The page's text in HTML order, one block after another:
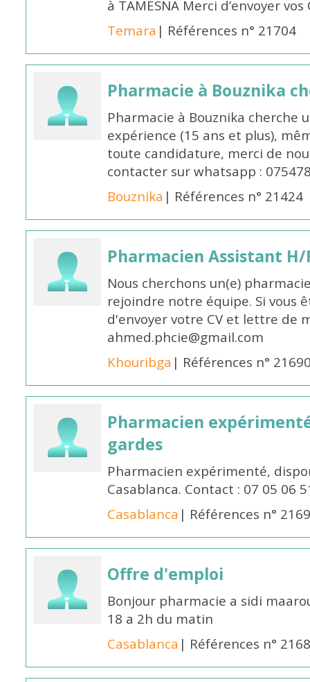
à TAMESNA Merci d’envoyer
Temara | Références n° 21704
Pharmacie à Bouznika
Pharmacie à Bouznika cherche
expérience (15 ans et plus),
toute candidature, merci de
contacter sur whatsapp :
Bouznika | Références n° 21424
Pharmacien Assistant
Nous cherchons un(e)
rejoindre notre équipe. Si vous
d'envoyer votre CV et lettre de
ahmed.phcie@gmail.com
Khouribga | Références n°
Pharmacien
gardes
Pharmacien expérimenté,
Casablanca. Contact : 07 05 06
Casablanca | Références n°
Offre d'emploi
Bonjour pharmacie a sidi
18 a 2h du matin
Casablanca | Références n°